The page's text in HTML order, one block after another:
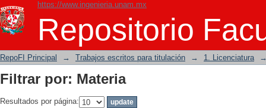
https://www.ingenieria.unam.mx
Repositorio
Filtrar por: Materia
RepoFI Principal → Trabajos escritos para titulación → 1. Licenciatura
Filtrar por: Materia
Resultados por página: